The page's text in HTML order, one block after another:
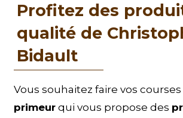
Profitez des
qualité de
Bidault
Vous souhaitez faire vos
primeur qui vous propose des